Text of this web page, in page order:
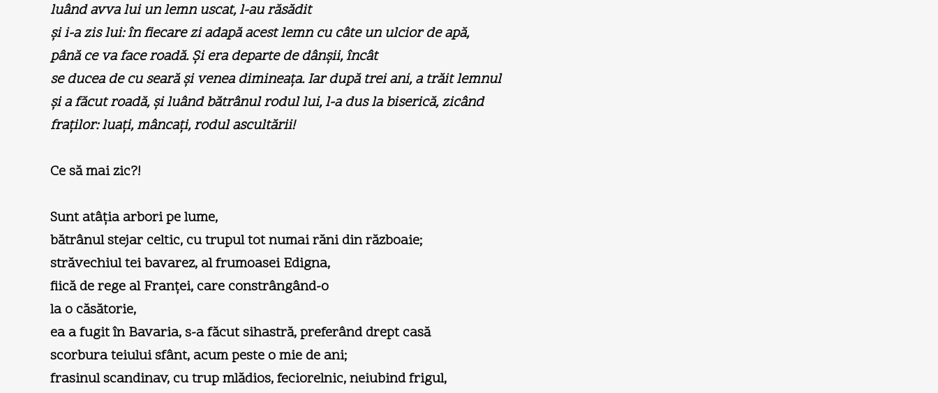
luând avva lui un lemn uscat, l-au răsădit
şi i-a zis lui: în fiecare zi adapă acest lemn cu câte un ulcior de apă,
până ce va face roadă. Şi era departe de dânşii, încât
se ducea de cu seară şi venea dimineaţa. Iar după trei ani, a trăit lemnul
şi a făcut roadă, şi luând bătrânul rodul lui, l-a dus la biserică, zicând
fraţilor: luaţi, mâncaţi, rodul ascultării!
Ce să mai zic?!
Sunt atâţia arbori pe lume,
bătrânul stejar celtic, cu trupul tot numai răni din războaie;
străvechiul tei bavarez, al frumoasei Edigna,
fiică de rege al Franţei, care constrângând-o
la o căsătorie,
ea a fugit în Bavaria, s-a făcut sihastră, preferând drept casă
scorbura teiului sfânt, acum peste o mie de ani;
frasinul scandinav, cu trup mlădios, feciorelnic, neiubind frigul,